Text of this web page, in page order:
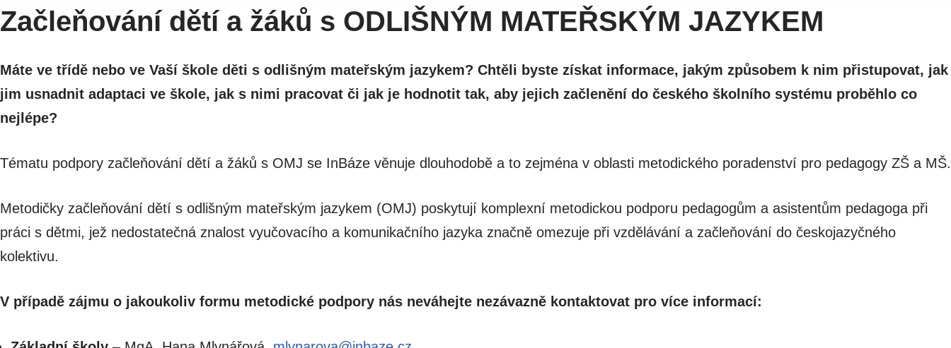
obsah
Začleňování dětí a žáků s ODLIŠNÝM MATEŘSKÝM JAZYKEM
Máte ve třídě nebo ve Vaší škole děti s odlišným mateřským jazykem? Chtěli byste získat informace, jakým způsobem k nim přistupovat, jak
jim usnadnit adaptaci ve škole, jak s nimi pracovat či jak je hodnotit tak, aby jejich začlenění do českého školního systému proběhlo co
nejlépe?
Tématu podpory začleňování dětí a žáků s OMJ se InBáze věnuje dlouhodobě a to zejména v oblasti metodického poradenství pro pedagogy ZŠ a MŠ.
Metodičky začleňování dětí s odlišným mateřským jazykem (OMJ) poskytují komplexní metodickou podporu pedagogům a asistentům pedagoga při
práci s dětmi, jež nedostatečná znalost vyučovacího a komunikačního jazyka značně omezuje při vzdělávání a začleňování do českojazyčného
kolektivu.
V případě zájmu o jakoukoliv formu metodické podpory nás neváhejte nezávazně kontaktovat pro více informací: